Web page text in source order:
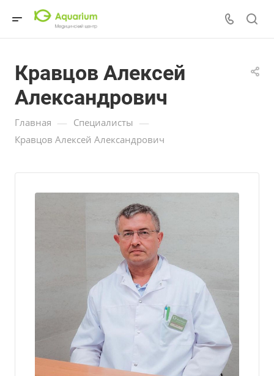
Кравцов Алексей
Александрович
Главная — Специалисты —
Кравцов Алексей Александрович